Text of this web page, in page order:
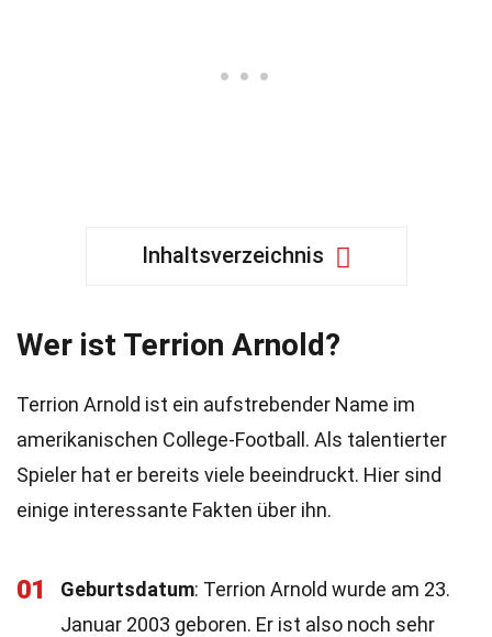
Inhaltsverzeichnis
Wer ist Terrion Arnold?
Terrion Arnold ist ein aufstrebender Name im
amerikanischen College-Football. Als talentierter
Spieler hat er bereits viele beeindruckt. Hier sind
einige interessante Fakten über ihn.
01 Geburtsdatum: Terrion Arnold wurde am 23.
Januar 2003 geboren. Er ist also noch sehr